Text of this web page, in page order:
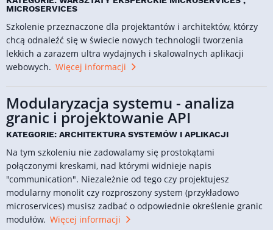
MICROSERVICES
Szkolenie przeznaczone dla projektantów i architektów, którzy
chcą odnaleźć się w świecie nowych technologii tworzenia
lekkich a zarazem ultra wydajnych i skalowalnych aplikacji
webowych. Więcej informacji
Modularyzacja systemu - analiza
granic i projektowanie API
KATEGORIE: ARCHITEKTURA SYSTEMÓW I APLIKACJI
Na tym szkoleniu nie zadowalamy się prostokątami
połączonymi kreskami, nad którymi widnieje napis
"communication". Niezależnie od tego czy projektujesz
modularny monolit czy rozproszony system (przykładowo
microservices) musisz zadbać o odpowiednie określenie granic
modułów. Więcej informacji